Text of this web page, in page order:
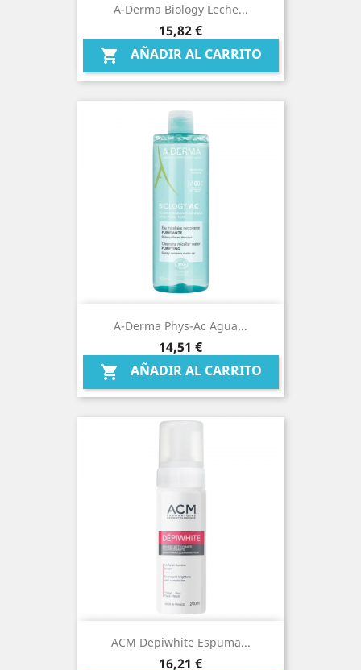
A-Derma Biology Leche...
Precio
15,82 €
 AÑADIR AL CARRITO
A-Derma Phys-Ac Agua...
Precio
14,51 €
 AÑADIR AL CARRITO
ACM Depiwhite Espuma...
Precio
16,21 €